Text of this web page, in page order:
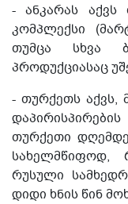
- ანკარას აქვს
კომპლექსი
თუმცა სხვა
პროდუქციასაც
- თურქეთს აქვს,
თურქეთი
სახელმწიფოდ,
რუსული
დიდი ხნის წინ